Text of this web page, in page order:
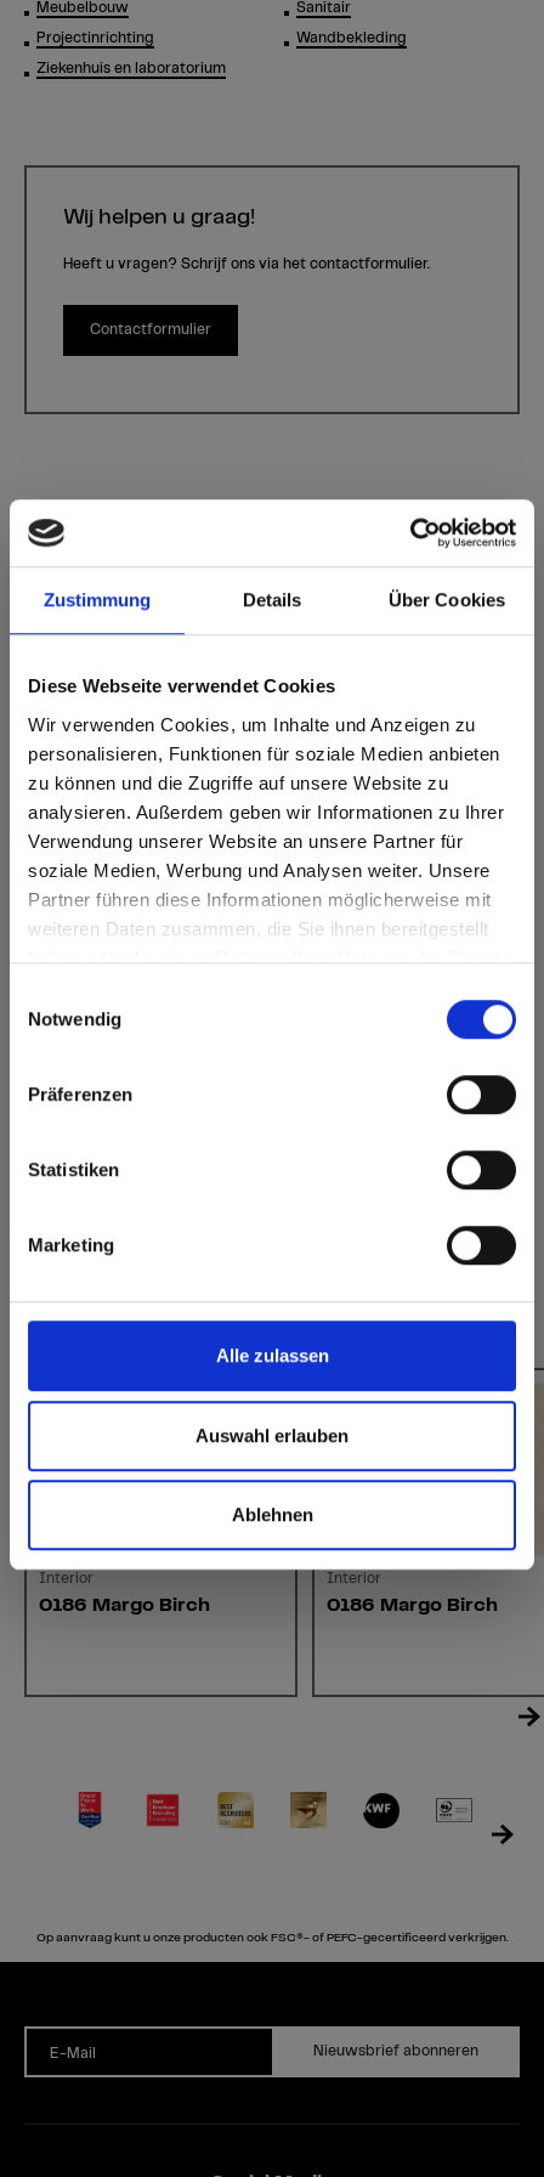
Zustimmung Details Über Cookies
Diese Webseite verwendet Cookies
Wir verwenden Cookies, um Inhalte und Anzeigen zu
personalisieren, Funktionen für soziale Medien anbieten
zu können und die Zugriffe auf unsere Website zu
analysieren. Außerdem geben wir Informationen zu Ihrer
Verwendung unserer Website an unsere Partner für
soziale Medien, Werbung und Analysen weiter. Unsere
Partner führen diese Informationen möglicherweise mit
weiteren Daten zusammen, die Sie ihnen bereitgestellt
haben oder die sie im Rahmen Ihrer Nutzung der Dienste
Notwendig
Präferenzen
Statistiken
Marketing
Alle zulassen
Auswahl erlauben
Ablehnen
sr.modal is not closeable
Are you based in the Verenigde
Staten?
rest of the world!
Meubelbouw
Projectinrichting
Ziekenhuis en laboratorium
Sanitair
Wandbekleding
Wij helpen u graag!
Heeft u vragen? Schrijf ons via het contactformulier.
Contactformulier
Max Compact Interior Black core 0186
Margo Birch
rekening mee bij optimalisatie en het zagen.
Productkenmerken
maken
Slagvast
Krasvast Oplosmiddelbestendig
Oppervlaktekenmerken
Duurzaam gesloten
Hygiënisch
Splintervrij snijden,
Interior
0186 Margo Birch
Interior
0186 Margo Birch
Op aanvraag kunt u onze producten ook FSC®- of PEFC-gecertificeerd verkrijgen.
E-Mail Nieuwsbrief abonneren